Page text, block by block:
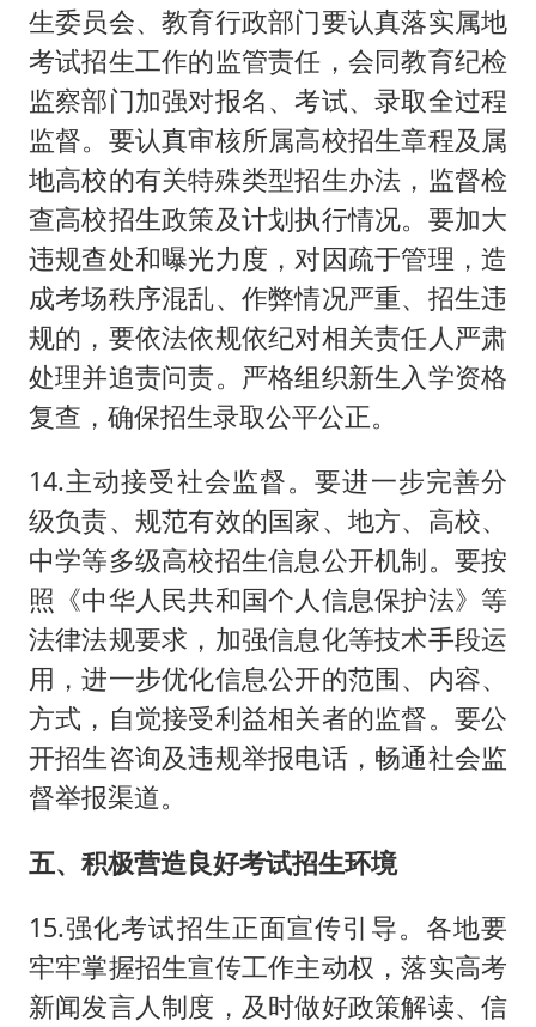
生委员会、教育行政部门要认真落实属地
考试招生工作的监管责任，会同教育纪检
监察部门加强对报名、考试、录取全过程
监督。要认真审核所属高校招生章程及属
地高校的有关特殊类型招生办法，监督检
查高校招生政策及计划执行情况。要加大
违规查处和曝光力度，对因疏于管理，造
成考场秩序混乱、作弊情况严重、招生违
规的，要依法依规依纪对相关责任人严肃
处理并追责问责。严格组织新生入学资格
复查，确保招生录取公平公正。
14.主动接受社会监督。要进一步完善分
级负责、规范有效的国家、地方、高校、
中学等多级高校招生信息公开机制。要按
照《中华人民共和国个人信息保护法》等
法律法规要求，加强信息化等技术手段运
用，进一步优化信息公开的范围、内容、
方式，自觉接受利益相关者的监督。要公
开招生咨询及违规举报电话，畅通社会监
督举报渠道。
五、积极营造良好考试招生环境
15.强化考试招生正面宣传引导。各地要
牢牢掌握招生宣传工作主动权，落实高考
新闻发言人制度，及时做好政策解读、信